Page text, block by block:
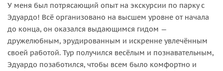
У меня был потрясающий опыт на экскурсии по парку с
Эдуардо! Всё организовано на высшем уровне от начала
до конца, он оказался выдающимся гидом —
дружелюбным, эрудированным и искренне увлечённым
своей работой. Тур получился весёлым и познавательным,
Эдуардо позаботился, чтобы всем было комфортно и